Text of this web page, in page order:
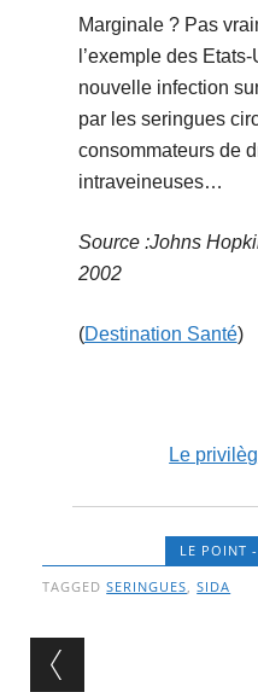
Marginale ? Pas
l’exemple des
nouvelle infection
par les seringues
consommateurs de
intraveineuses…
Source :Johns
2002
(Destination Santé)
Le
LE POINT
TAGGEDSERINGUES,SIDA